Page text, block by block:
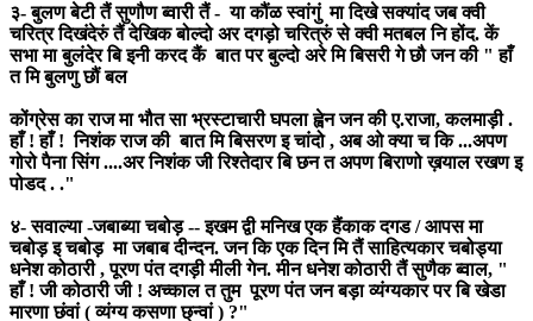
३- बुलण बेटी तैं सुणौण ब्वारी तैं - या कौंळ स्वांगुं मा दिखे सक्यांद जब क्वी
चरित्र दिखंदेरुं तैं देखिक बोल्दो अर दगड़ो चरित्रुं से क्वी मतबल नि होंद. कें
सभा मा बुलंदेर बि इनी करद कैं बात पर बुल्दो अरे मि बिसरी गे छौ जन की " हाँ
त मि बुलणु छौं बल
कोंग्रेस का राज मा भौत सा भ्रस्टाचारी घपला ह्वेन जन की ए.राजा, कलमाड़ी .
हाँ ! हाँ ! निशंक राज की बात मि बिसरण इ चांदो , अब ओ क्या च कि ...अपण
गोरो पैना सिंग ....अर निशंक जी रिश्तेदार बि छन त अपण बिराणो ख़याल रखण इ
पोडद . ."
४- सवाल्या -जबाब्या चबोड़ -- इखम द्वी मनिख एक हैंकाक दगड / आपस मा
चबोड़ इ चबोड़ मा जबाब दीन्दन. जन कि एक दिन मि तैं साहित्यकार चबोड्या
धनेश कोठारी , पूरण पंत दगड़ी मीली गेन. मीन धनेश कोठारी तैं सुणैक ब्वाल, "
हाँ ! जी कोठारी जी ! अच्काल त तुम पूरण पंत जन बड़ा व्यंग्यकार पर बि खेडा
मारणा छंवां ( व्यंग्य कसणा छ्न्वां ) ?"